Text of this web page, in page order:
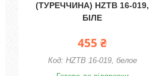
(ТУРЕЧЧИНА) HZTB 16-019,
БІЛЕ
455 ₴
HZTB 16-019, белое